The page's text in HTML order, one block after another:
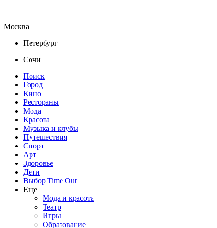
Москва
Петербург
Сочи
Поиск
Город
Кино
Рестораны
Мода
Красота
Музыка и клубы
Путешествия
Спорт
Арт
Здоровье
Дети
Выбор Time Out
Еще
Мода и красота
Театр
Игры
Образование